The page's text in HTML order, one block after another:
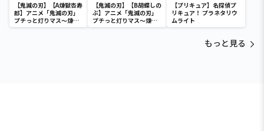
【鬼滅の刃】【A煉獄杏寿
郎】アニメ「鬼滅の刃」
プチっと灯りマス～煉獄
杏寿郎・胡蝶しのぶ～
【鬼滅の刃】【B胡蝶しの
ぶ】アニメ「鬼滅の刃」
プチっと灯りマス～煉獄
杏寿郎・胡蝶しのぶ～
【プリキュア】名探偵プ
リキュア！ プラネタリウ
ムライト
もっと見る